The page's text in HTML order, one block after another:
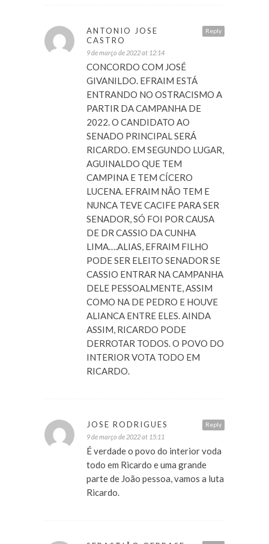
Reply
ANTONIO JOSE
CASTRO
9 de março de 2022 at 12:14
CONCORDO COM JOSÉ
GIVANILDO. EFRAIM ESTÁ
ENTRANDO NO OSTRACISMO A
PARTIR DA CAMPANHA DE
2022. O CANDIDATO AO
SENADO PRINCIPAL SERÁ
RICARDO. EM SEGUNDO LUGAR,
AGUINALDO QUE TEM
CAMPINA E TEM CÍCERO
LUCENA. EFRAIM NÃO TEM E
NUNCA TEVE CACIFE PARA SER
SENADOR, SÓ FOI POR CAUSA
DE DR CASSIO DA CUNHA
LIMA….ALIAS, EFRAIM FILHO
PODE SER ELEITO SENADOR SE
CASSIO ENTRAR NA CAMPANHA
DELE PESSOALMENTE, ASSIM
COMO NA DE PEDRO E HOUVE
ALIANCA ENTRE ELES. AINDA
ASSIM, RICARDO PODE
DERROTAR TODOS. O POVO DO
INTERIOR VOTA TODO EM
RICARDO.
Reply
JOSE RODRIGUES
9 de março de 2022 at 15:11
É verdade o povo do interior voda
todo em Ricardo e uma grande
parte de João pessoa, vamos a luta
Ricardo.